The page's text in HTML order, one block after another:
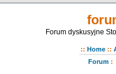
Forum dyskusyjne
:: Home ::
Forum: